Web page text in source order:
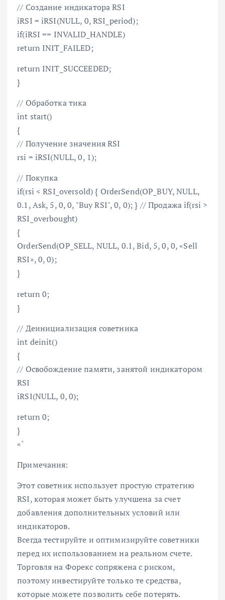
// Создание индикатора RSI
iRSI = iRSI(NULL, 0, RSI_period);
if(iRSI == INVALID_HANDLE)
return INIT_FAILED;
return INIT_SUCCEEDED;
}
// Обработка тика
int start()
{
// Получение значения RSI
rsi = iRSI(NULL, 0, 1);
// Покупка
if(rsi < RSI_oversold) { OrderSend(OP_BUY, NULL,
0.1, Ask, 5, 0, 0, "Buy RSI", 0, 0); } // Продажа if(rsi >
RSI_overbought)
{
OrderSend(OP_SELL, NULL, 0.1, Bid, 5, 0, 0, «Sell
RSI», 0, 0);
}
return 0;
}
// Деинициализация советника
int deinit()
{
// Освобождение памяти, занятой индикатором
RSI
iRSI(NULL, 0, 0);
return 0;
}
«`
Примечания:
Этот советник использует простую стратегию
RSI, которая может быть улучшена за счет
добавления дополнительных условий или
индикаторов.
Всегда тестируйте и оптимизируйте советники
перед их использованием на реальном счете.
Торговля на Форекс сопряжена с риском,
поэтому инвестируйте только те средства,
которые можете позволить себе потерять.